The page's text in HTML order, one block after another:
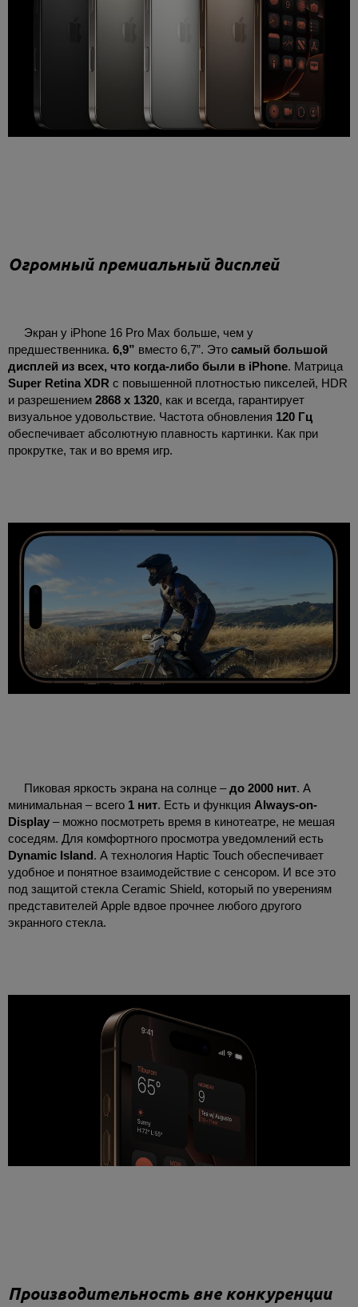
Огромный премиальный дисплей
Экран у iPhone 16 Pro Max больше, чем у
предшественника. 6,9” вместо 6,7”. Это самый большой
дисплей из всех, что когда-либо были в iPhone. Матрица
Super Retina XDR с повышенной плотностью пикселей, HDR
и разрешением 2868 х 1320, как и всегда, гарантирует
визуальное удовольствие. Частота обновления 120 Гц
обеспечивает абсолютную плавность картинки. Как при
прокрутке, так и во время игр.
Пиковая яркость экрана на солнце –до 2000 нит. А
минимальная – всего 1 нит. Есть и функция Always-on-
Display – можно посмотреть время в кинотеатре, не мешая
соседям. Для комфортного просмотра уведомлений есть
Dynamic Island. А технология Haptic Touch обеспечивает
удобное и понятное взаимодействие с сенсором. И все это
под защитой стекла Ceramic Shield, который по уверениям
представителей Apple вдвое прочнее любого другого
экранного стекла.
Производительность вне конкуренции